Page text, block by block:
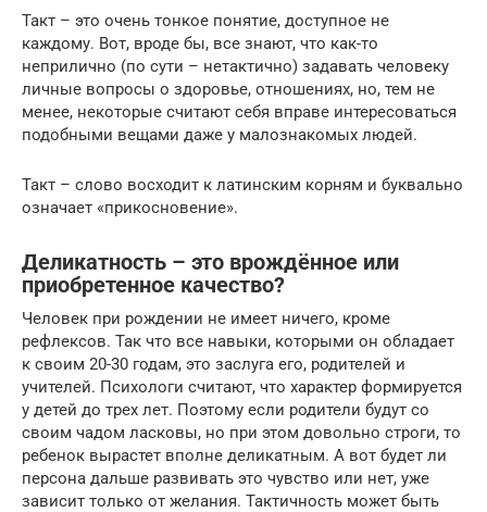
Такт – это очень тонкое понятие, доступное не
каждому. Вот, вроде бы, все знают, что как-то
неприлично (по сути – нетактично) задавать человеку
личные вопросы о здоровье, отношениях, но, тем не
менее, некоторые считают себя вправе интересоваться
подобными вещами даже у малознакомых людей.
Такт – слово восходит к латинским корням и буквально
означает «прикосновение».
Деликатность – это врождённое или
приобретенное качество?
Человек при рождении не имеет ничего, кроме
рефлексов. Так что все навыки, которыми он обладает
к своим 20-30 годам, это заслуга его, родителей и
учителей. Психологи считают, что характер формируется
у детей до трех лет. Поэтому если родители будут со
своим чадом ласковы, но при этом довольно строги, то
ребенок вырастет вполне деликатным. А вот будет ли
персона дальше развивать это чувство или нет, уже
зависит только от желания. Тактичность может быть